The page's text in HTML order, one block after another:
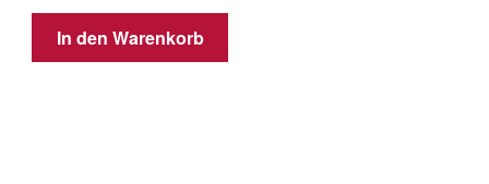
In den Warenkorb